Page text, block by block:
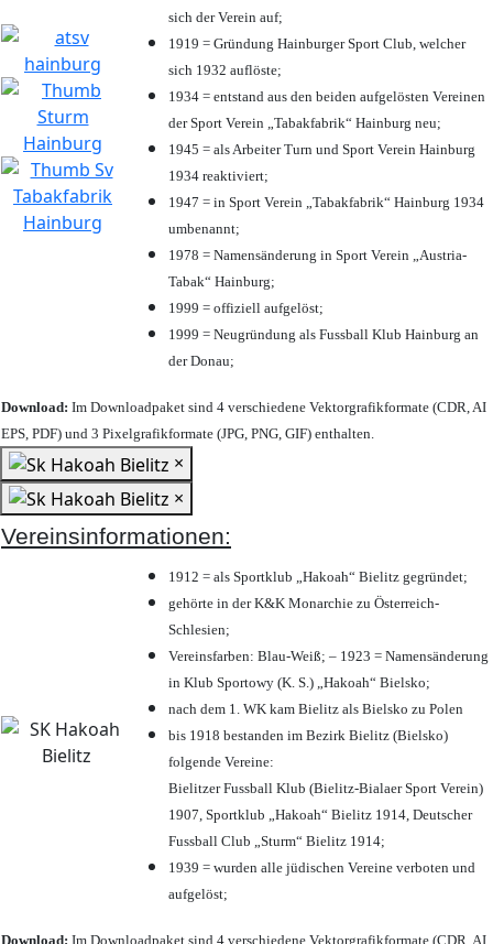
sich der Verein auf;
1919 = Gründung Hainburger Sport Club, welcher
sich 1932 auflöste;
1934 = entstand aus den beiden aufgelösten Vereinen
der Sport Verein „Tabakfabrik“ Hainburg neu;
1945 = als Arbeiter Turn und Sport Verein Hainburg
1934 reaktiviert;
1947 = in Sport Verein „Tabakfabrik“ Hainburg 1934
umbenannt;
1978 = Namensänderung in Sport Verein „Austria-
Tabak“ Hainburg;
1999 = offiziell aufgelöst;
1999 = Neugründung als Fussball Klub Hainburg an
der Donau;
Download: Im Downloadpaket sind 4 verschiedene Vektorgrafikformate (CDR, AI
EPS, PDF) und 3 Pixelgrafikformate (JPG, PNG, GIF) enthalten.
×
×
Vereinsinformationen:
1912 = als Sportklub „Hakoah“ Bielitz gegründet;
gehörte in der K&K Monarchie zu Österreich-
Schlesien;
Vereinsfarben: Blau-Weiß; – 1923 = Namensänderung
in Klub Sportowy (K. S.) „Hakoah“ Bielsko;
nach dem 1. WK kam Bielitz als Bielsko zu Polen
bis 1918 bestanden im Bezirk Bielitz (Bielsko)
folgende Vereine:
Bielitzer Fussball Klub (Bielitz-Bialaer Sport Verein)
1907, Sportklub „Hakoah“ Bielitz 1914, Deutscher
Fussball Club „Sturm“ Bielitz 1914;
1939 = wurden alle jüdischen Vereine verboten und
aufgelöst;
Download: Im Downloadpaket sind 4 verschiedene Vektorgrafikformate (CDR, AI